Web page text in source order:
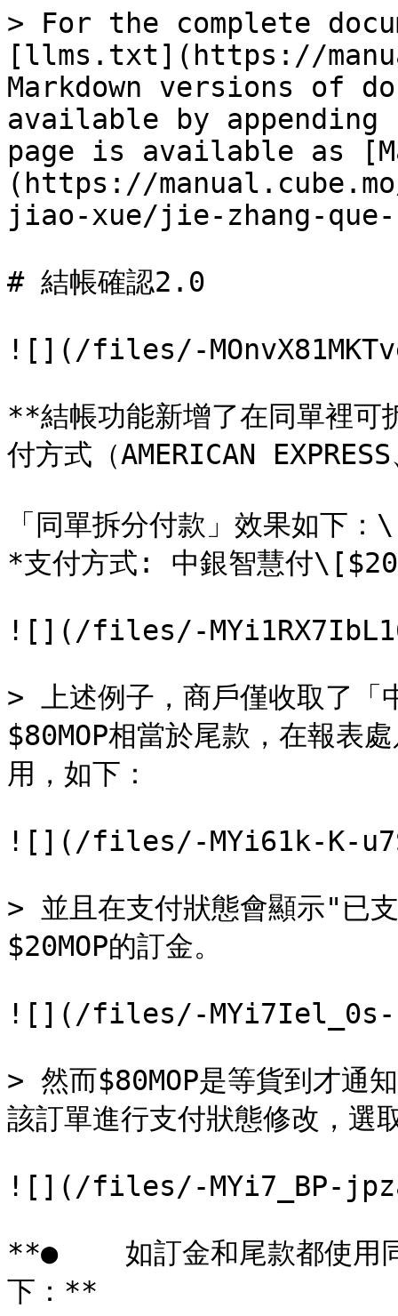
> For the complete
[llms.txt](https://
Markdown versions of
available by
page is available as
(https://
jiao-xue/jie-zhang-
# 結帳確認2.0
![](/files/-
**結帳功能新增了在同單裡可
付方式（AMERICAN
「同單拆分付款」效果如下：\
*支付方式: 中銀智慧付
![](/files/-
> 上述例子，商戶僅收取了「
$80MOP相當於尾款，在報表
用，如下：
![](/files/-MYi61k-K-
> 並且在支付狀態會顯示"已
$20MOP的訂金。
![](/files/-MYi7Iel_0s--
> 然而$80MOP是等貨到才通
該訂單進行支付狀態修改，選
![](/files/-MYi7_BP-
**●    如訂金和尾款都使用
下：**